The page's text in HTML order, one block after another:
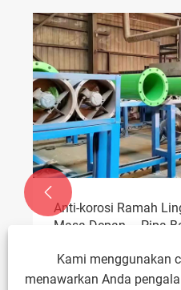
Lingkungan: Merintis
Baja Berlapis
di Industri Saluran Pipa

Kami menggunakan
menawarkan Anda